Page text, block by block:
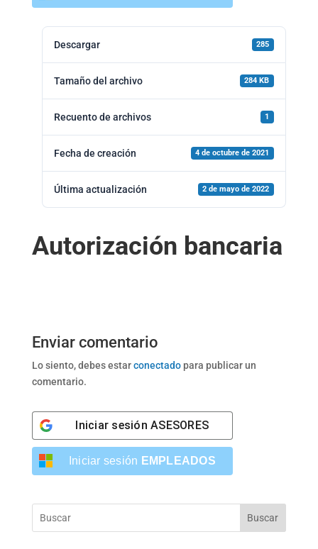
Descargar 285
Tamaño del archivo 284 KB
Recuento de archivos 1
Fecha de creación 4 de octubre de 2021
Última actualización 2 de mayo de 2022
Autorización bancaria
Enviar comentario
Lo siento, debes estarconectadopara publicar un
comentario.
Iniciar sesiónASESORES
Iniciar sesión EMPLEADOS
Buscar